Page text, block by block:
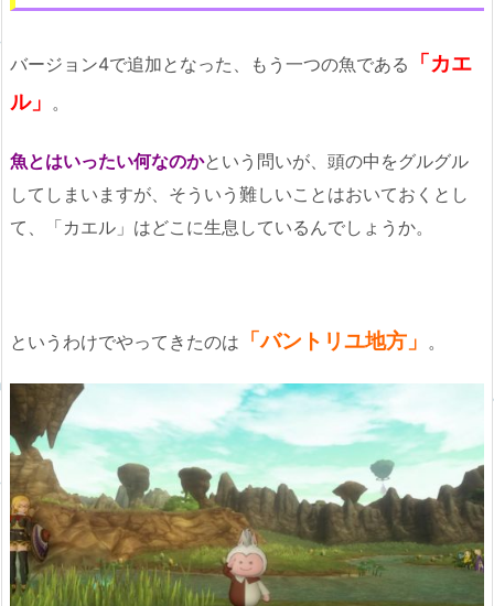
バージョン4で追加となった、もう一つの魚である
「カエ
ル」 。
魚とはいったい何なのかという問いが、頭の中をグルグル
してしまいますが、そういう難しいことはおいておくとし
て、「カエル」はどこに生息しているんでしょうか。
というわけでやってきたのは 「バントリユ地方」 。